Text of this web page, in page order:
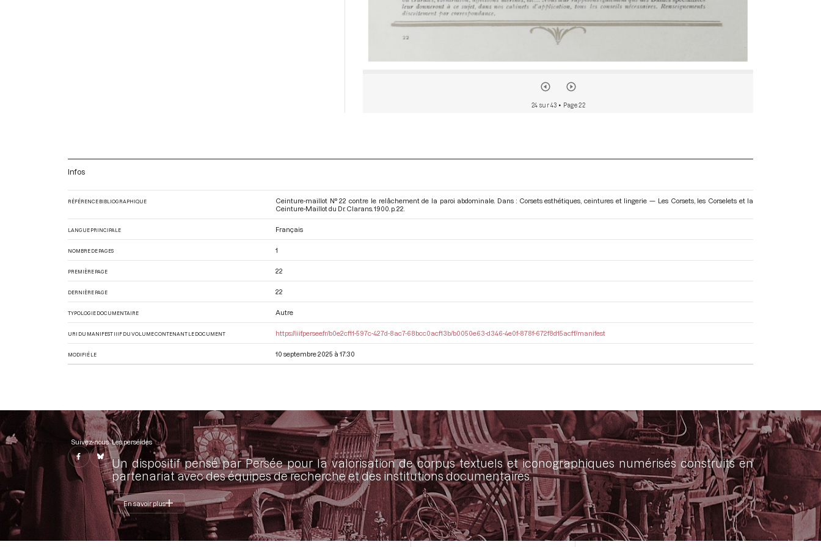
24 sur 43 • Page 22
Infos
RÉFÉRENCE BIBLIOGRAPHIQUE
Ceinture-maillot N° 22 contre le relâchement de la paroi abdominale. Dans : Corsets esthétiques, ceintures et lingerie — Les Corsets, les Corselets et la
Ceinture-Maillot du Dr. Clarans. 1900. p. 22.
LANGUE PRINCIPALE Français
NOMBRE DE PAGES 1
PREMIÈRE PAGE 22
DERNIÈRE PAGE 22
TYPOLOGIE DOCUMENTAIRE Autre
URI DU MANIFEST IIIF DU VOLUME CONTENANT LE DOCUMENT https://iiif.persee.fr/b0e2cf11-597c-427d-8ac7-68bcc0acf13b/b0050e63-d346-4e0f-878f-672f8d15acff/manifest
MODIFIÉ LE 10 septembre 2025 à 17:30
Suivez-nous Les perséides
Un dispositif pensé par Persée pour la valorisation de corpus textuels et iconographiques numérisés construits en
partenariat avec des équipes de recherche et des institutions documentaires.
En savoir plus